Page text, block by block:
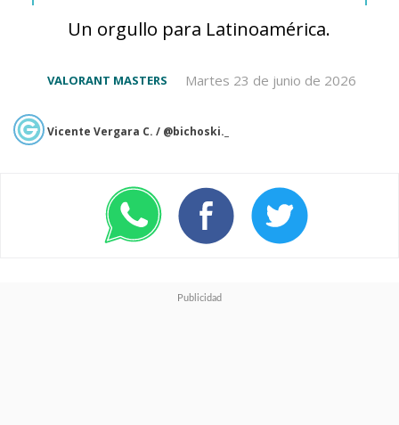
Lamentablemente,no hay
chilenos entre los jugadores.
VCT Americas: FURIA | G2
VCT Pacific: Nongshim
Un orgullo para Latinoamérica.
Martes 23 de junio de 2026
VALORANT MASTERS
Vicente Vergara C. / @bichoski._